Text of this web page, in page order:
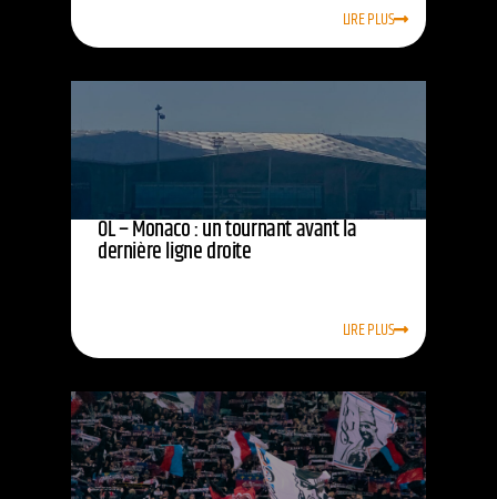
LIRE PLUS
OL – Monaco : un tournant avant la
dernière ligne droite
LIRE PLUS